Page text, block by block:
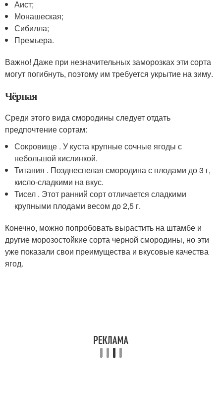
Аист;
Монашеская;
Сибилла;
Премьера.
Важно! Даже при незначительных заморозках эти сорта
могут погибнуть, поэтому им требуется укрытие на зиму.
Чёрная
Среди этого вида смородины следует отдать
предпочтение сортам:
Сокровище . У куста крупные сочные ягоды с
небольшой кислинкой.
Титания . Позднеспелая смородина с плодами до 3 г,
кисло-сладкими на вкус.
Тисел . Этот ранний сорт отличается сладкими
крупными плодами весом до 2,5 г.
Конечно, можно попробовать вырастить на штамбе и
другие морозостойкие сорта черной смородины, но эти
уже показали свои преимущества и вкусовые качества
ягод.